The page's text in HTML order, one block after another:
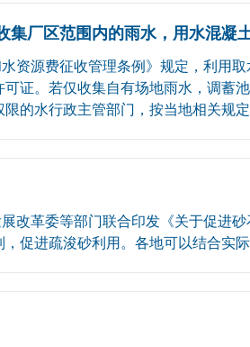
厂区范围内的雨水，用水混凝
资源费征收管理条例》规定，利用
证。若仅收集自有场地雨水，调蓄
的水行政主管部门，按当地相关规定
改革委等部门联合印发《关于促进
促进疏浚砂利用。各地可以结合实